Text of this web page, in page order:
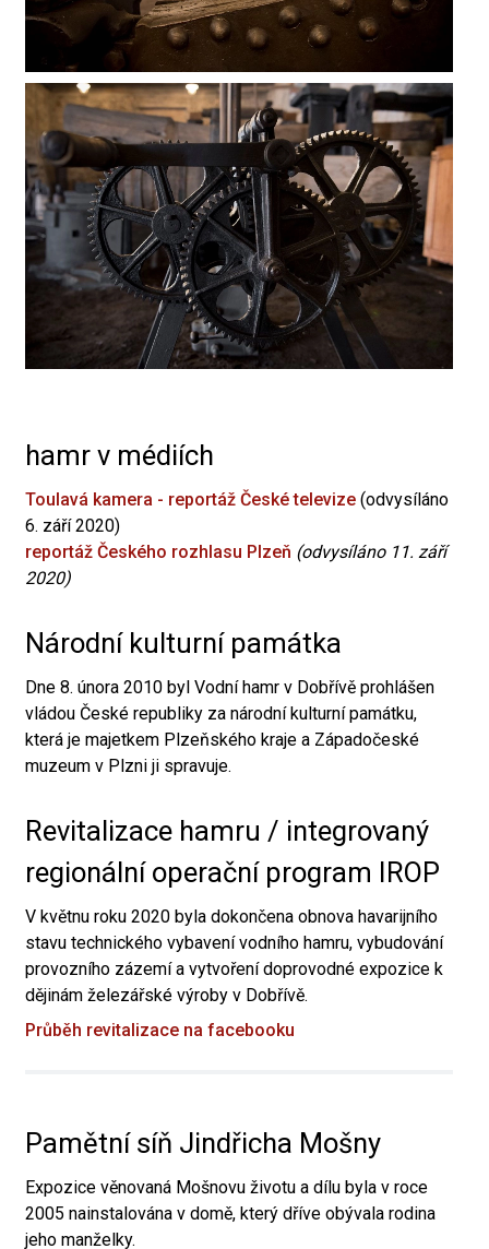
hamr v médiích
Toulavá kamera - reportáž České televize (odvysíláno
6. září 2020)
reportáž Českého rozhlasu Plzeň (odvysíláno 11. září
2020)
Národní kulturní památka
Dne 8. února 2010 byl Vodní hamr v Dobřívě prohlášen
vládou České republiky za národní kulturní památku,
která je majetkem Plzeňského kraje a Západočeské
muzeum v Plzni ji spravuje.
Revitalizace hamru / integrovaný
regionální operační program IROP
V květnu roku 2020 byla dokončena obnova havarijního
stavu technického vybavení vodního hamru, vybudování
provozního zázemí a vytvoření doprovodné expozice k
dějinám železářské výroby v Dobřívě.
Průběh revitalizace na facebooku
Pamětní síň Jindřicha Mošny
Expozice věnovaná Mošnovu životu a dílu byla v roce
2005 nainstalována v domě, který dříve obývala rodina
jeho manželky.